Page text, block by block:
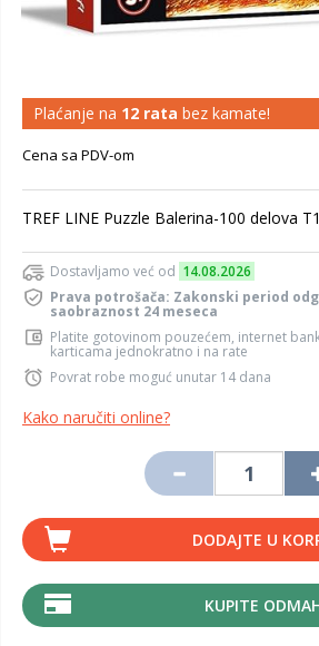
Plaćanje na 12 rata bez kamate!
Cena sa PDV-om
TREF LINE Puzzle Balerina-100 delova
Dostavljamo već od 14.08.2026
Prava potrošača: Zakonski period
saobraznost 24 meseca
Platite gotovinom pouzećem, internet
karticama jednokratno i na rate
Povrat robe moguć unutar 14 dana
Kako naručiti online?
DODAJTE U
KUPITE